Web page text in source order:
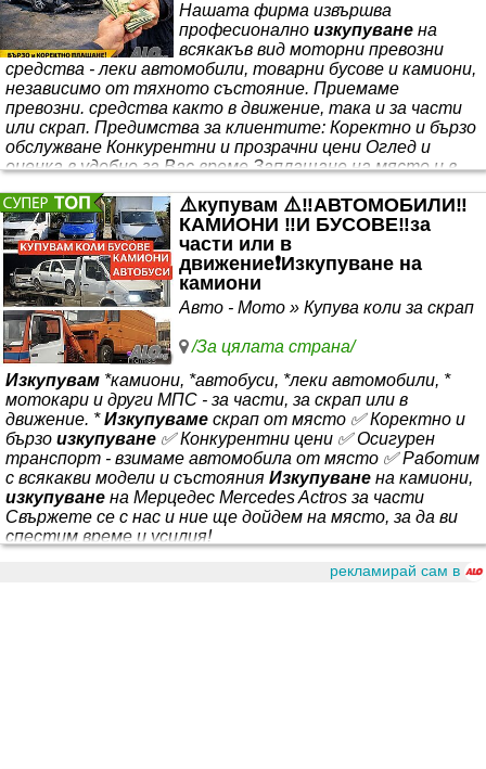
Нашата фирма извършва
професионално изкупуване на
всякакъв вид моторни превозни
средства - леки автомобили, товарни бусове и камиони,
независимо от тяхното състояние. Приемаме
превозни. средства както в движение, така и за части
или скрап. Предимства за клиентите: Коректно и бързо
обслужване Конкурентни и прозрачни цени Оглед и
оценка в удобно за Вас време Заплащане на място и в
решение за всеки, който желае да продаде своето
превозно средство на най-добра цена. Изпратете ни
снимки на viber или WhatsAp и ще получите вашата
оферта
⚠️купувам ⚠️‼️АВТОМОБИЛИ‼️
КАМИОНИ ‼️И БУСОВЕ‼️за
части или в
движение❗️Изкупуване на
камиони
Авто - Мото » Купува коли за скрап
/За цялата страна/
Изкупувам *камиони, *автобуси, *леки автомобили, *
мотокари и други МПС - за части, за скрап или в
движение. *Изкупуваме скрап от място ✅ Коректно и
бързо изкупуване ✅ Конкурентни цени ✅ Осигурен
транспорт - взимаме автомобила от място ✅ Работим
с всякакви модели и състояния Изкупуване на камиони,
изкупуване на Мерцедес Mercedes Actros за части
Свържете се с нас и ние ще дойдем на място, за да ви
спестим време и усилия!
рекламирай сам в